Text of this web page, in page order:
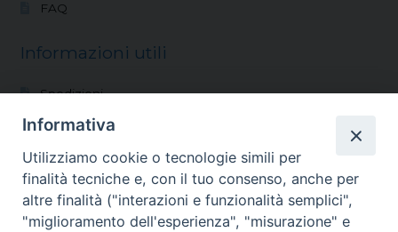
FAQ
Informazioni utili
Spedizioni
Modalità di pagamento
Reso
Vocazioni
Informativa
Utilizziamo cookie o tecnologie simili per
finalità tecniche e, con il tuo consenso, anche per
altre finalità ("interazioni e funzionalità semplici",
"miglioramento dell'esperienza", "misurazione" e